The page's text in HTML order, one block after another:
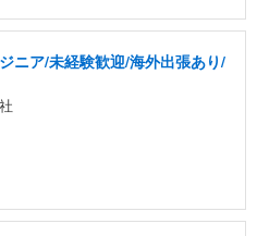
ニア/未経験歓迎/海外出張あり/